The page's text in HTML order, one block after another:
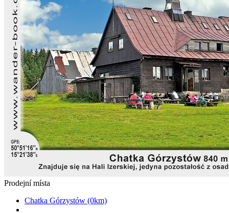
Prodejní místa
Chatka Górzystów (0km)